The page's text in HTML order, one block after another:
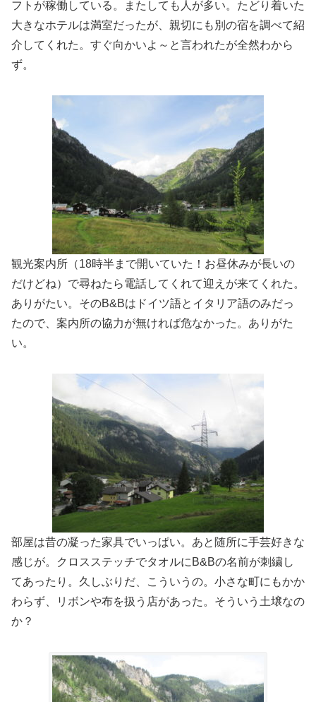
フトが稼働している。またしても人が多い。たどり着いた
大きなホテルは満室だったが、親切にも別の宿を調べて紹
介してくれた。すぐ向かいよ～と言われたが全然わから
ず。
観光案内所（18時半まで開いていた！お昼休みが長いの
だけどね）で尋ねたら電話してくれて迎えが来てくれた。
ありがたい。そのB&Bはドイツ語とイタリア語のみだっ
たので、案内所の協力が無ければ危なかった。ありがた
い。
部屋は昔の凝った家具でいっぱい。あと随所に手芸好きな
感じが。クロスステッチでタオルにB&Bの名前が刺繍し
てあったり。久しぶりだ、こういうの。小さな町にもかか
わらず、リボンや布を扱う店があった。そういう土壌なの
か？